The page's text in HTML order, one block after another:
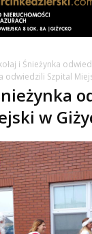
i Śnieżynka
odwiedzili Szpital
w